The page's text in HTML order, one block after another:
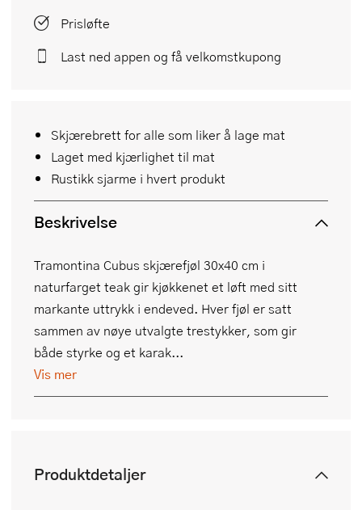
Skjærebrett for alle som liker å lage mat
Laget med kjærlighet til mat
Rustikk sjarme i hvert produkt
Beskrivelse
Tramontina Cubus skjærefjøl 30x40 cm i
naturfarget teak gir kjøkkenet et løft med sitt
markante uttrykk i endeved. Hver fjøl er satt
sammen av nøye utvalgte trestykker, som gir
både styrke og et karak...
Vis mer
Prisløfte
Last ned appen og få velkomstkupong
Produktdetaljer